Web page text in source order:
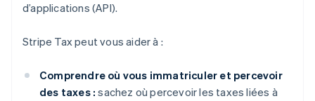
d’applications (API).
Stripe Tax peut vous aider à :
Comprendre où vous immatriculer et percevoir
des taxes : sachez où percevoir les taxes liées à